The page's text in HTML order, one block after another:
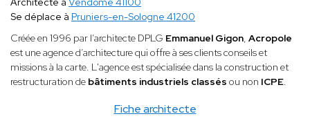
Fiche architecte
Se déplace à Pruniers-en-Sologne 41200
Créée en 1996 par l’architecte DPLG Emmanuel Gigon, Acropole
est une agence d’architecture qui offre à ses clients conseils et
missions à la carte. L'agence est spécialisée dans la construction et
restructuration de bâtiments industriels classés ou non ICPE.